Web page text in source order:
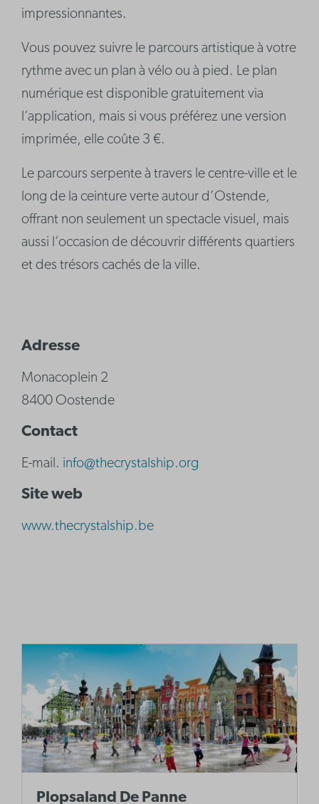
impressionnantes.
Vous pouvez suivre le parcours artistique à votre
rythme avec un plan à vélo ou à pied. Le plan
numérique est disponible gratuitement via
l’application, mais si vous préférez une version
imprimée, elle coûte 3 €.
Le parcours serpente à travers le centre-ville et le
long de la ceinture verte autour d’Ostende,
offrant non seulement un spectacle visuel, mais
aussi l’occasion de découvrir différents quartiers
et des trésors cachés de la ville.
Adresse
Monacoplein 2
8400 Oostende
Contact
E-mail. info@thecrystalship.org
Site web
www.thecrystalship.be
Plopsaland De Panne